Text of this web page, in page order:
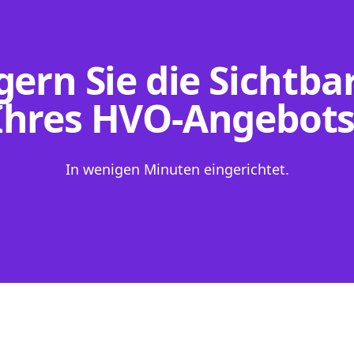
Sie die
HVO-
In wenigen Minuten eingerichtet.